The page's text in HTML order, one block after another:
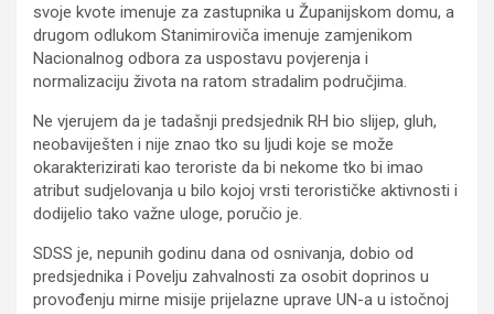
svoje kvote imenuje za zastupnika u Županijskom domu, a
drugom odlukom Stanimiroviča imenuje zamjenikom
Nacionalnog odbora za uspostavu povjerenja i
normalizaciju života na ratom stradalim područjima.
Ne vjerujem da je tadašnji predsjednik RH bio slijep, gluh,
neobaviješten i nije znao tko su ljudi koje se može
okarakterizirati kao teroriste da bi nekome tko bi imao
atribut sudjelovanja u bilo kojoj vrsti terorističke aktivnosti i
dodijelio tako važne uloge, poručio je.
SDSS je, nepunih godinu dana od osnivanja, dobio od
predsjednika i Povelju zahvalnosti za osobit doprinos u
provođenju mirne misije prijelazne uprave UN-a u istočnoj